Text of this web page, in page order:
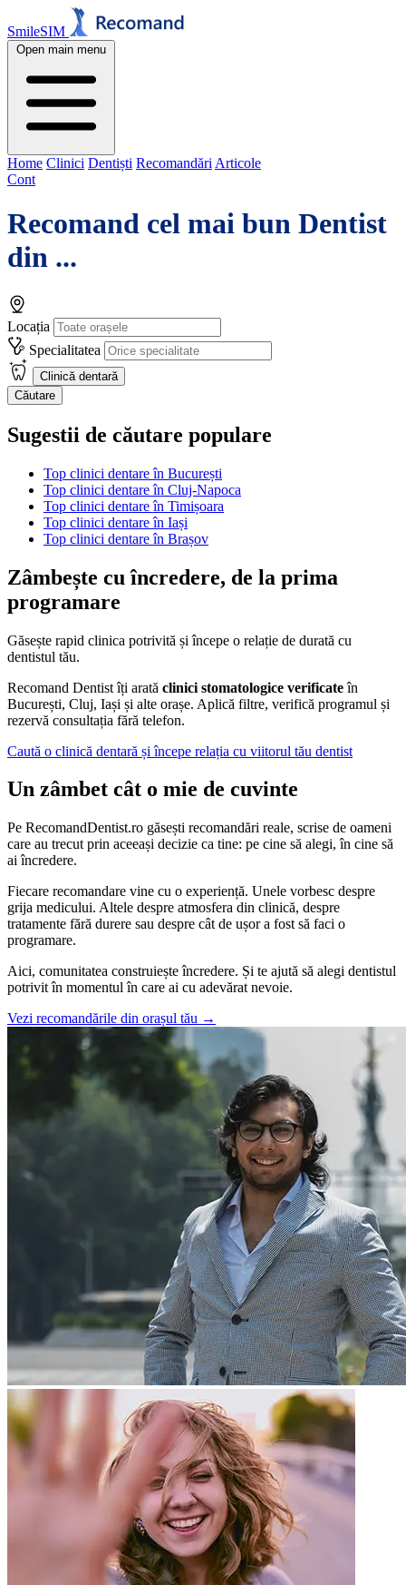
SmileSIM
Open main menu
Home Clinici Dentiști Recomandări Articole
Cont
Recomand cel mai bun Dentist
din ...
Locația
Specialitatea
Clinică dentară
Căutare
Sugestii de căutare populare
Top clinici dentare în București
Top clinici dentare în Cluj-Napoca
Top clinici dentare în Timișoara
Top clinici dentare în Iași
Top clinici dentare în Brașov
Zâmbește cu încredere, de la prima
programare
Găsește rapid clinica potrivită și începe o relație de durată cu
dentistul tău.
Recomand Dentist îți arată clinici stomatologice verificateîn
București, Cluj, Iași și alte orașe. Aplică filtre, verifică programul și
rezervă consultația fără telefon.
Caută o clinică dentară și începe relația cu viitorul tău dentist
Un zâmbet cât o mie de cuvinte
Pe RecomandDentist.ro găsești recomandări reale, scrise de oameni
care au trecut prin aceeași decizie ca tine: pe cine să alegi, în cine să
ai încredere.
Fiecare recomandare vine cu o experiență. Unele vorbesc despre
grija medicului. Altele despre atmosfera din clinică, despre
tratamente fără durere sau despre cât de ușor a fost să faci o
programare.
Aici, comunitatea construiește încredere. Și te ajută să alegi dentistul
potrivit în momentul în care ai cu adevărat nevoie.
Vezi recomandările din orașul tău →